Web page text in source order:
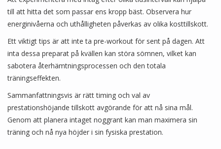
till att hitta det som passar ens kropp bäst. Observera hur
energinivåerna och uthålligheten påverkas av olika kosttillskott.
Ett viktigt tips är att inte ta pre-workout för sent på dagen. Att
inta dessa preparat på kvällen kan störa sömnen, vilket kan
sabotera återhämtningsprocessen och den totala
träningseffekten.
Sammanfattningsvis är rätt timing och val av
prestationshöjande tillskott avgörande för att nå sina mål.
Genom att planera intaget noggrant kan man maximera sin
träning och nå nya höjder i sin fysiska prestation.